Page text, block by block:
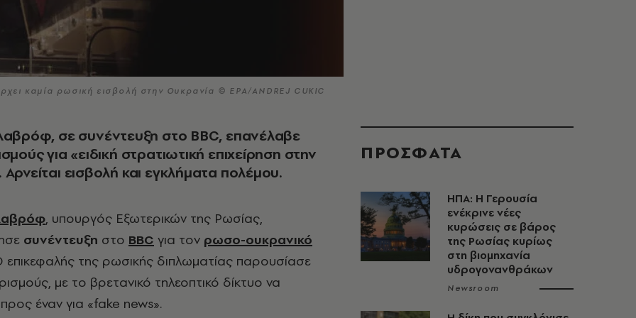
καμία ρωσική εισβολή στην Ουκρανία © EPA/ANDREJ CUKIC
σε συνέντευξη στο BBC, επανέλαβε
για «ειδική στρατιωτική επιχείρηση στην
εισβολή και εγκλήματα πολέμου.
, υπουργός Εξωτερικών της Ρωσίας,
συνέντευξη στο BBC για τον ρωσο-ουκρανικό
επικεφαλής της ρωσικής διπλωματίας παρουσίασε
με το βρετανικό τηλεοπτικό δίκτυο να
έναν για «fake news».
ΠΡΟΣΦΑΤΑ
ΗΠΑ: Η Γερουσία
ενέκρινε νέες
κυρώσεις σε βάρος
της Ρωσίας κυρίως
στη βιομηχανία
υδρογονανθράκων
Newsroom